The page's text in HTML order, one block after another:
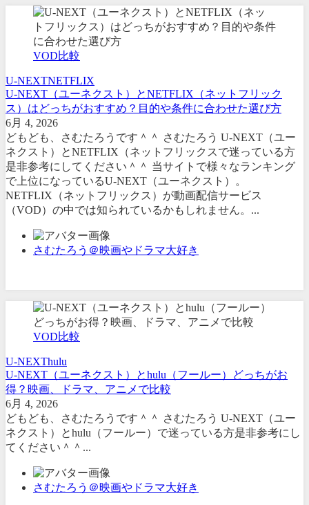
VOD比較
U-NEXTNETFLIX
U-NEXT（ユーネクスト）とNETFLIX（ネットフリック
ス）はどっちがおすすめ？目的や条件に合わせた選び方
6月 4, 2026
どもども、さむたろうです＾＾ さむたろう U-NEXT（ユー
ネクスト）とNETFLIX（ネットフリックスで迷っている方
是非参考にしてください＾＾ 当サイトで様々なランキング
で上位になっているU-NEXT（ユーネクスト）。
NETFLIX（ネットフリックス）が動画配信サービス
（VOD）の中では知られているかもしれません。...
さむたろう＠映画やドラマ大好き
VOD比較
U-NEXThulu
U-NEXT（ユーネクスト）とhulu（フールー）どっちがお
得？映画、ドラマ、アニメで比較
6月 4, 2026
どもども、さむたろうです＾＾ さむたろう U-NEXT（ユー
ネクスト）とhulu（フールー）で迷っている方是非参考にし
てください＾＾...
さむたろう＠映画やドラマ大好き